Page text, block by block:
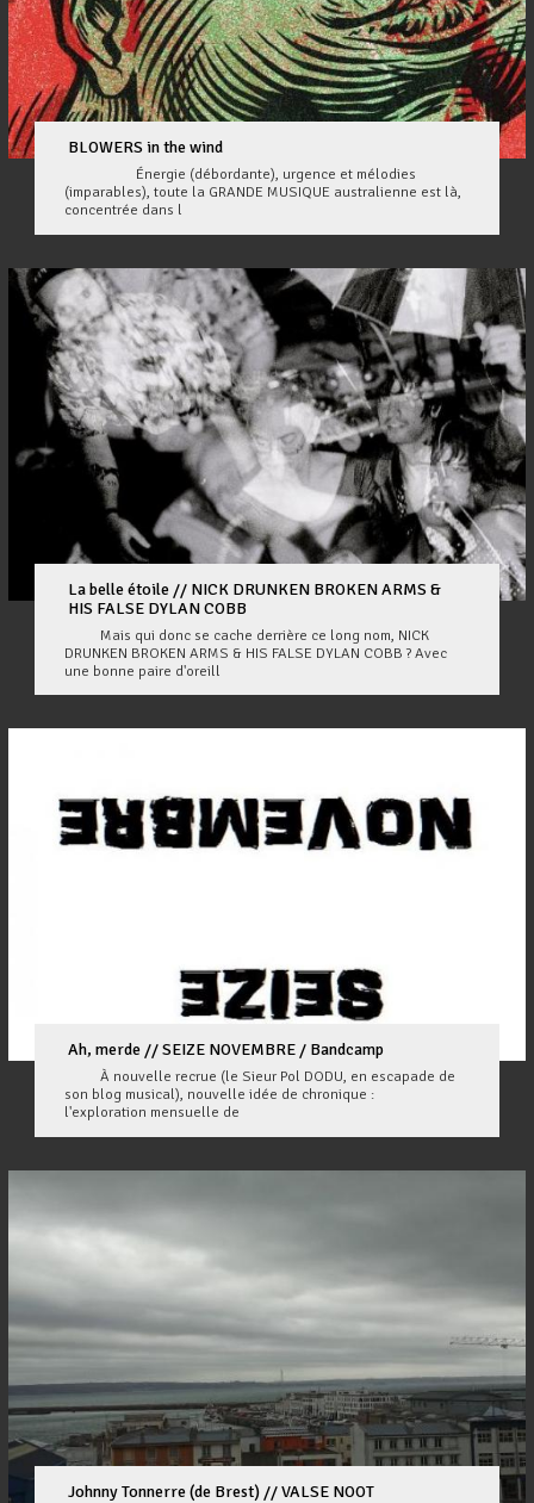
BLOWERS in the wind
Énergie (débordante), urgence et mélodies
(imparables), toute la GRANDE MUSIQUE australienne est là,
concentrée dans l
La belle étoile // NICK DRUNKEN BROKEN ARMS &
HIS FALSE DYLAN COBB
Mais qui donc se cache derrière ce long nom, NICK
DRUNKEN BROKEN ARMS & HIS FALSE DYLAN COBB ? Avec
une bonne paire d'oreill
Ah, merde // SEIZE NOVEMBRE / Bandcamp
À nouvelle recrue (le Sieur Pol DODU, en escapade de
son blog musical), nouvelle idée de chronique :
l'exploration mensuelle de
Johnny Tonnerre (de Brest) // VALSE NOOT